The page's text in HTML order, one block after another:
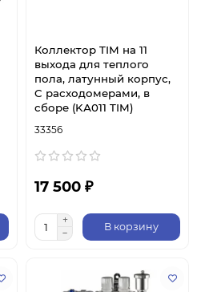
Коллектор TIM на 11
выхода для теплого
пола, латунный корпус,
C расходомерами, в
сборе (KА011 TIM)
33356
17 500 ₽
В корзину